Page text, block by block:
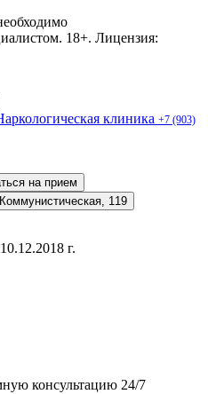
18+. Лицензия:
клиника +7 (903)
на прием
119
г.
консультацию 24/7